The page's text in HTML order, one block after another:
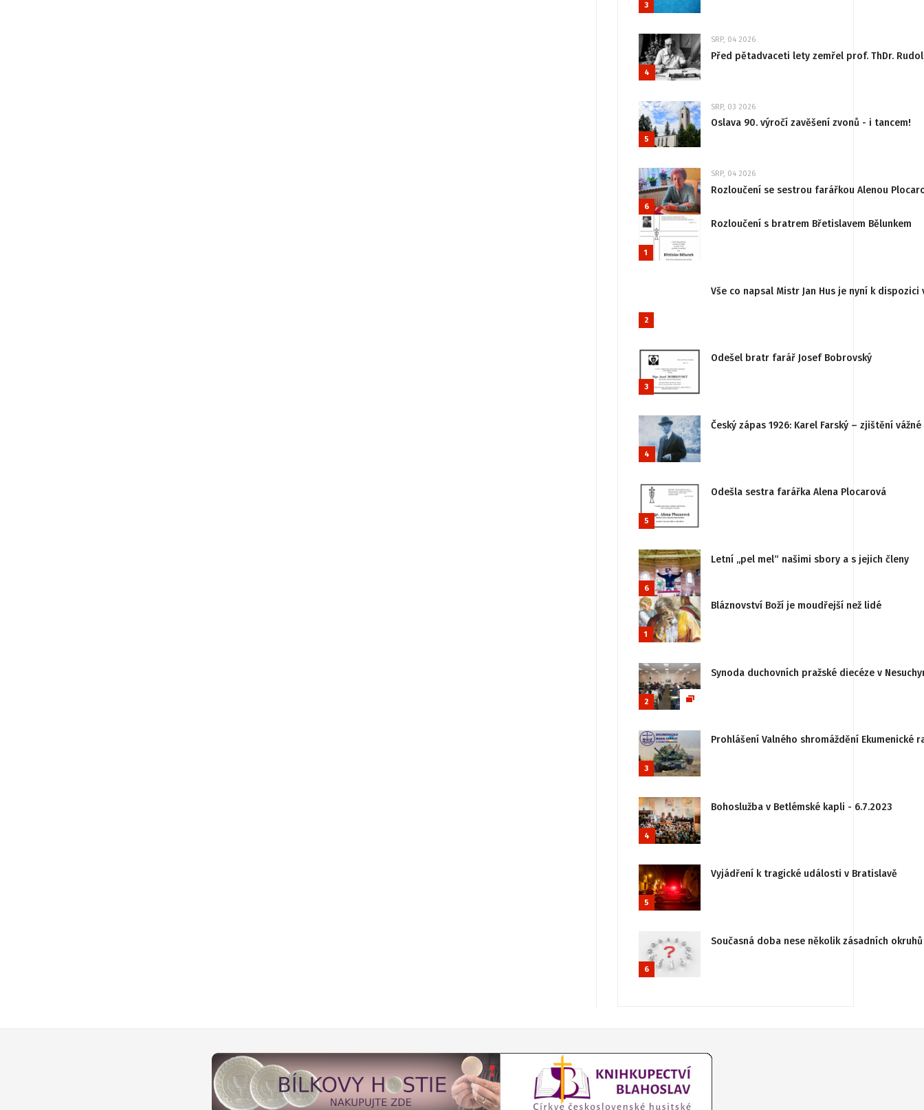
3
4
SRP, 04 2026
Před pětadvaceti lety zemřel prof. ThDr.
5
SRP, 03 2026
Oslava 90. výročí zavěšení zvonů - i tancem!
6
SRP, 04 2026
Rozloučení se sestrou farářkou Alenou
1
Rozloučení s bratrem Břetislavem Bělunkem
2
Vše co napsal Mistr Jan Hus je nyní k
3
Odešel bratr farář Josef Bobrovský
4
Český zápas 1926: Karel Farský – zjištění
5
Odešla sestra farářka Alena Plocarová
6
Letní „pel mel“ našimi sbory a s jejich členy
1
Bláznovství Boží je moudřejší než lidé
2
Synoda duchovních pražské diecéze v
3
Prohlášení Valného shromáždění
4
Bohoslužba v Betlémské kapli - 6.7.2023
5
Vyjádření k tragické události v Bratislavě
6
Současná doba nese několik zásadních